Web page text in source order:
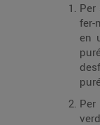
Per
fer-
en